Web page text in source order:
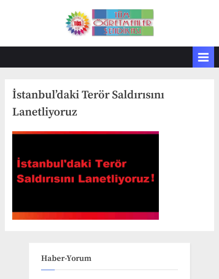
TTüm
Öğretmenler
Sendikası
İstanbul’daki Terör Saldırısını
Lanetliyoruz
Haber-Yorum